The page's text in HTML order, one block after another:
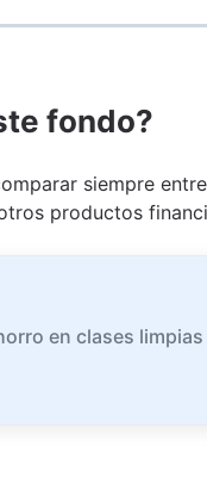
fondo?
siempre
productos
en clases